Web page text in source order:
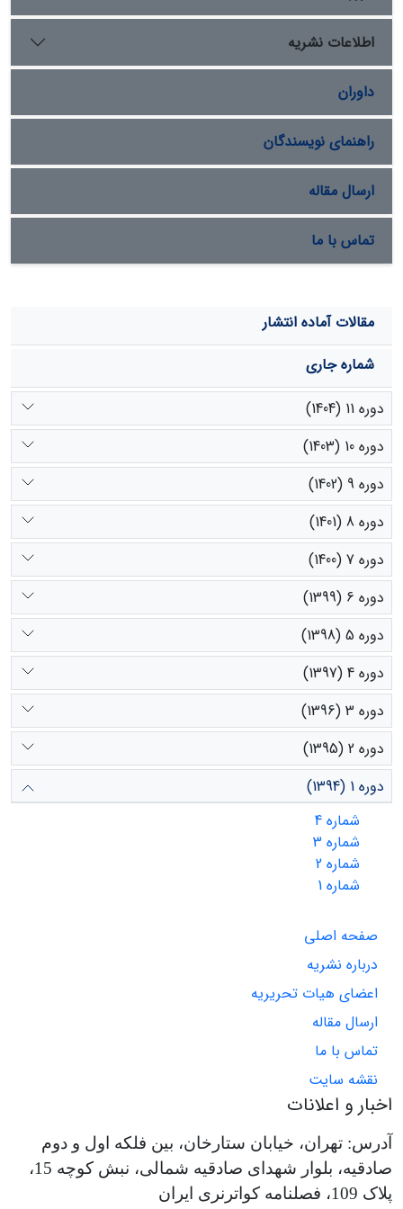
شامل ژیپس، هالیت، بیشوفیت، گلوبریت، پلی‌هالیت و
باسانیت است. کانی‌های رسی شامل پلی‌گورسکیت،
فلوگوپیت و سودویت است. رسوبات بیوشیمیایی را پلت
آرتیمیا تشکیل می‌دهد که غالباً آراگونیتی است. تیپ رسوبات
کف دریاچه غالباً سیلت رسی ماسه‌دار است. زیرمحیط‌های
رسوبی بازسازی‌شده برای هولوسن دریاچه مهارلو شامل پهنه
گلی، پهنه گلی‌- نمکی، پهنه نمکی و دریاچه موقت است.
اطلاعات نشریه
داوران
راهنمای نویسندگان
ارسال مقاله
تماس با ما
مقالات آماده انتشار
شماره جاری
دوره 11 (1404)
دوره 10 (1403)
دوره 9 (1402)
دوره 8 (1401)
دوره 7 (1400)
دوره 6 (1399)
دوره 5 (1398)
دوره 4 (1397)
دوره 3 (1396)
دوره 2 (1395)
دوره 1 (1394)
شماره 4
شماره 3
شماره 2
شماره 1
صفحه اصلی
درباره نشریه
اعضای هیات تحریریه
ارسال مقاله
تماس با ما
نقشه سایت
اخبار و اعلانات
آدرس: تهران، خیابان ستارخان، بین فلکه اول و دوم
صادقیه، بلوار شهدای صادقیه شمالی، نبش کوچه 15،
پلاک 109، فصلنامه کواترنری ایران